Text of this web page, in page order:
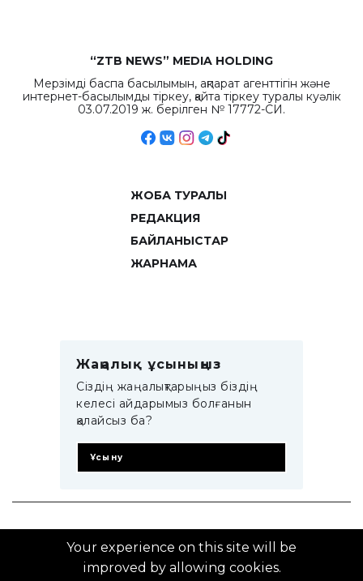
“ZTB NEWS” MEDIA HOLDING
Мерзімді баспа басылымын, ақпарат агенттігін және
интернет-басылымды тіркеу, қайта тіркеу туралы куәлік
03.07.2019 ж. берілген № 17772-СИ.
ЖОБА ТУРАЛЫ
РЕДАКЦИЯ
БАЙЛАНЫСТАР
ЖАРНАМА
Жаңалық ұсыныңыз
Сіздің жаңалықтарыңыз біздің
келесі айдарымыз болғанын
қалайсыз ба?
Ұсыну
© 2014–2025 ZTB.KZ
Your experience on this site will be
improved by allowing cookies.